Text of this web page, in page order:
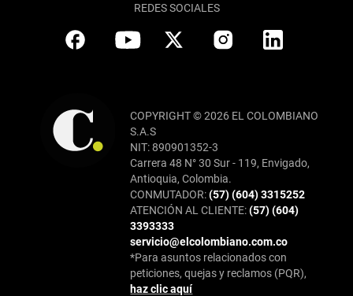
REDES SOCIALES
COPYRIGHT © 2026 EL COLOMBIANO
S.A.S
NIT: 890901352-3
Carrera 48 N° 30 Sur - 119, Envigado,
Antioquia, Colombia.
CONMUTADOR:(57) (604) 3315252
ATENCIÓN AL CLIENTE:(57) (604)
3393333
servicio@elcolombiano.com.co
*Para asuntos relacionados con
peticiones, quejas y reclamos (PQR),
haz clic aquí